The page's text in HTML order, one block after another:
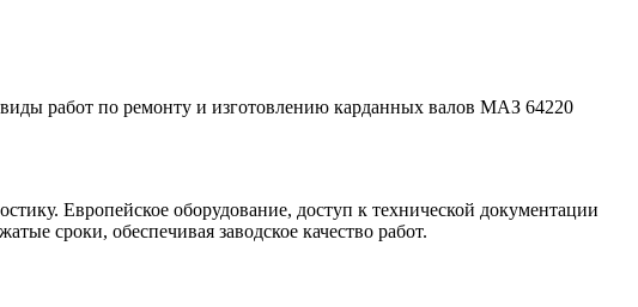
работ по ремонту и изготовлению карданных валов МАЗ 64220
Европейское оборудование, доступ к технической документации
сроки, обеспечивая заводское качество работ.